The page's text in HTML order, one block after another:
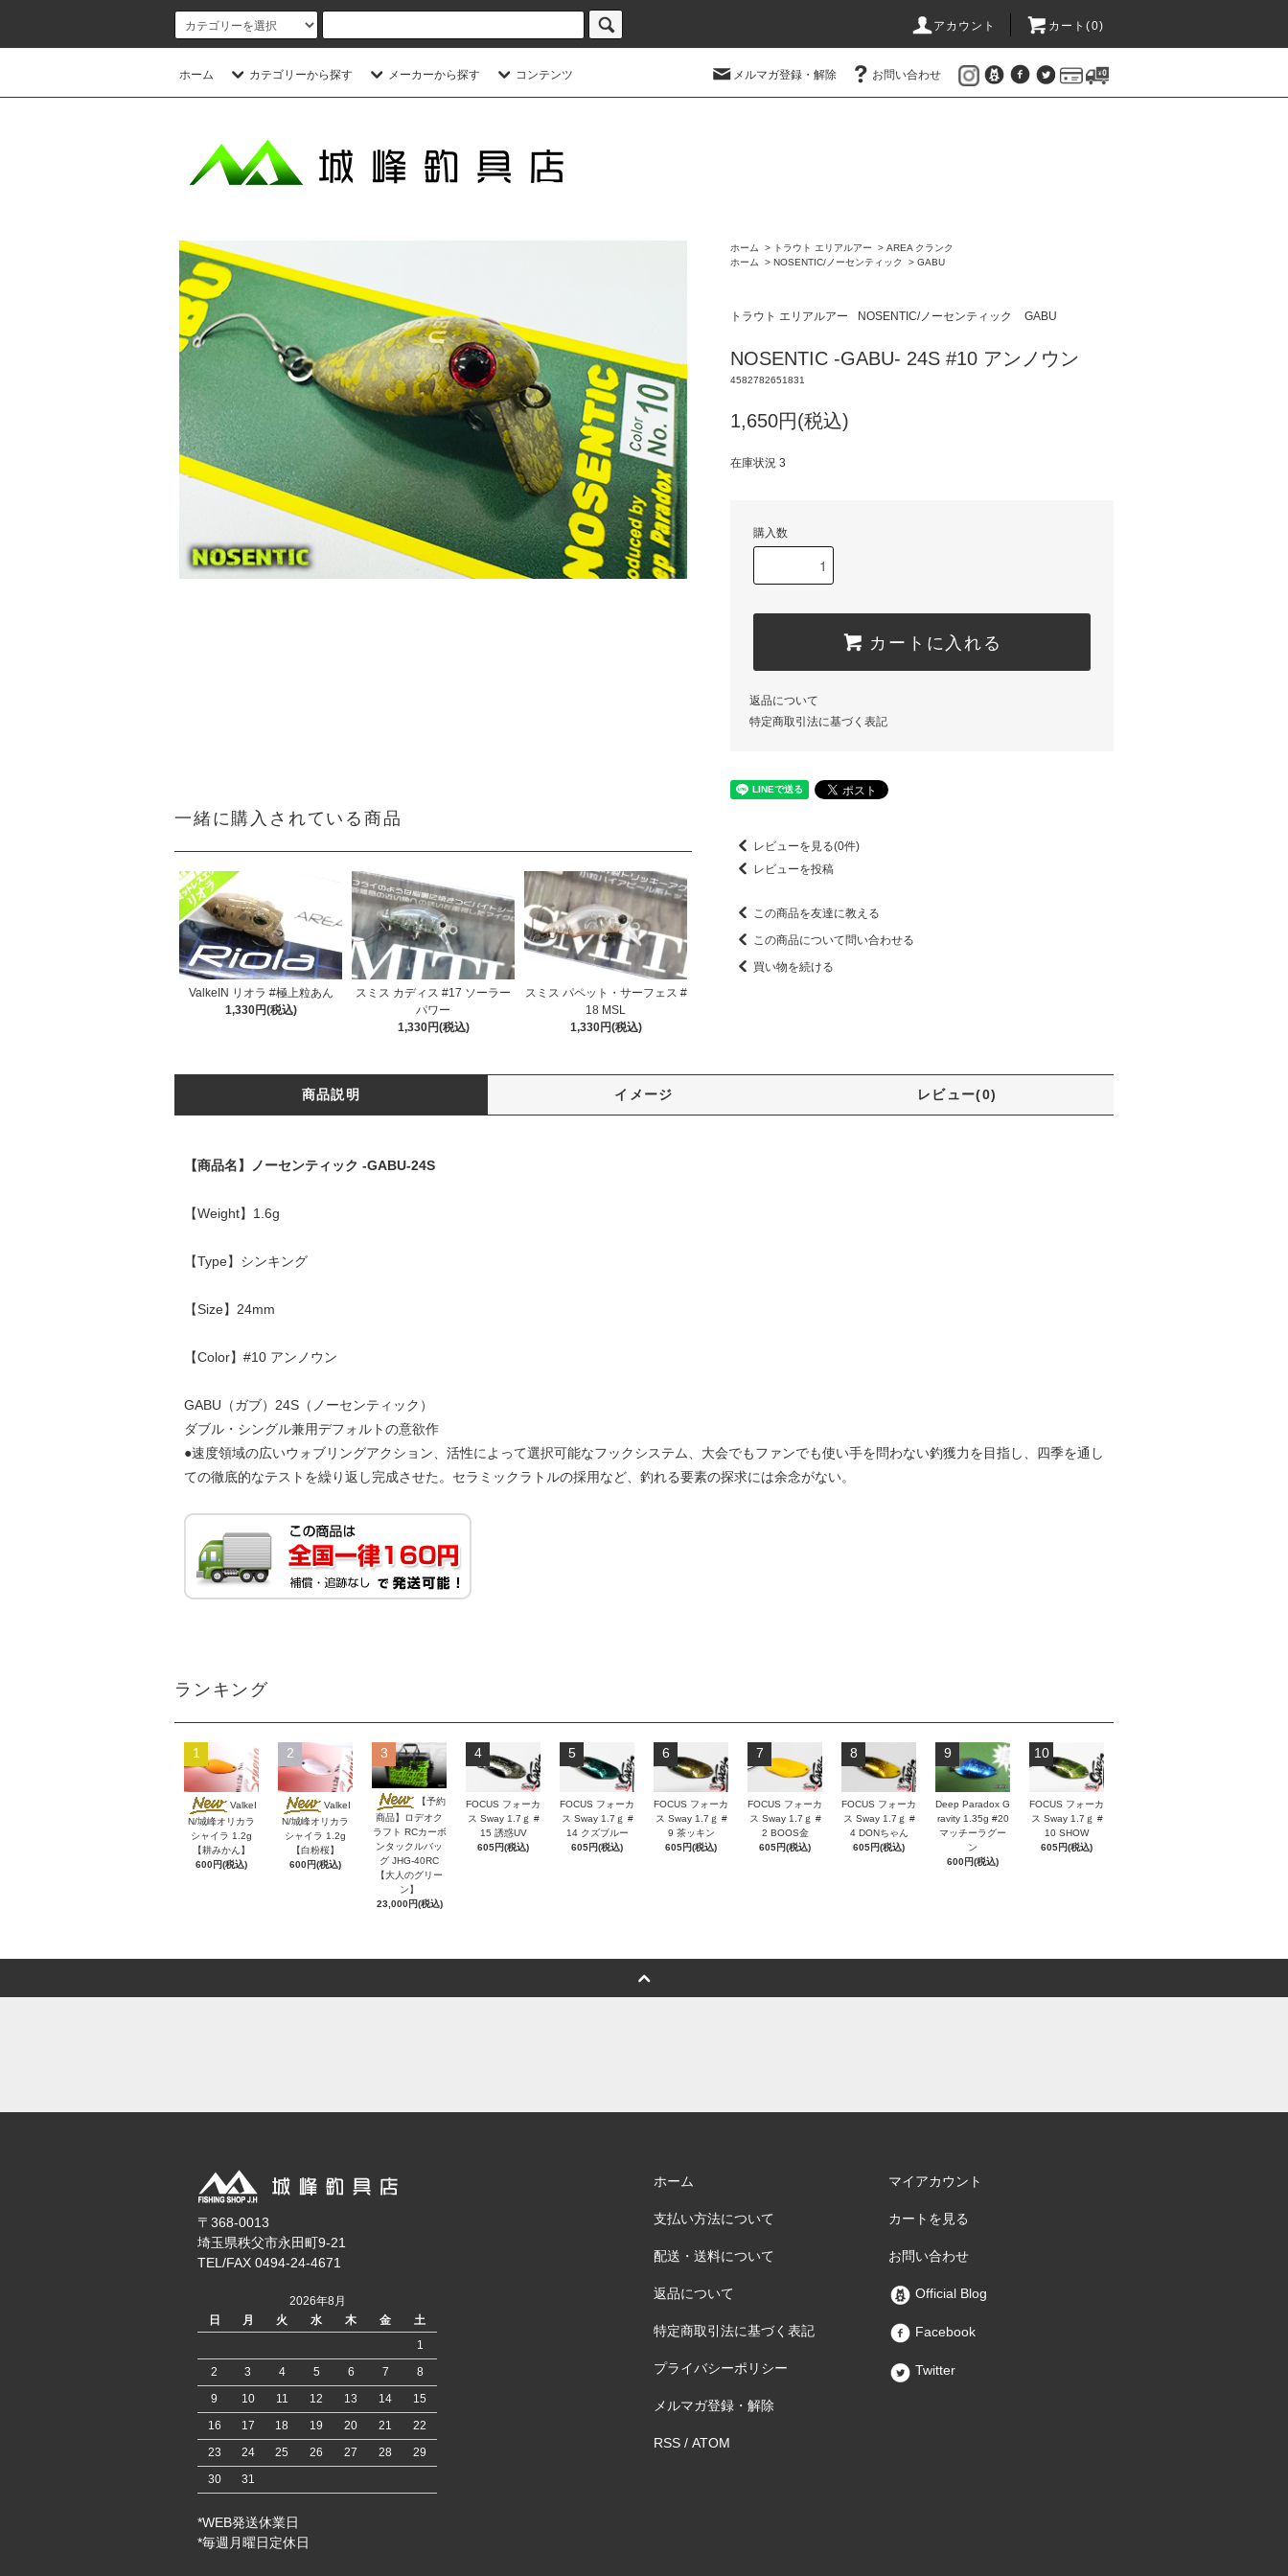
アカウント カート(0)
ホーム カテゴリーから探す メーカーから探す コンテンツ メルマガ登録・解除 お問い合わせ
一緒に購入されている商品
ValkeIN リオラ #極上粒あん
1,330円(税込)
スミス カディス #17 ソーラー
パワー
1,330円(税込)
スミス パペット・サーフェス #
18 MSL
1,330円(税込)
ホーム > トラウト エリアルアー > AREA クランク
ホーム
> NOSENTIC/ノーセンティック > GABU
トラウト エリアルアー NOSENTIC/ノーセンティック GABU
NOSENTIC -GABU- 24S #10 アンノウン
4582782651831
1,650円(税込)
在庫状況 3
購入数
カートに入れる
返品について
特定商取引法に基づく表記
レビューを見る(0件)
レビューを投稿
この商品を友達に教える
この商品について問い合わせる
買い物を続ける
商品説明 イメージ レビュー(0)
【商品名】ノーセンティック -GABU-24S
【Weight】1.6g
【Type】シンキング
【Size】24mm
【Color】#10 アンノウン
GABU（ガブ）24S（ノーセンティック）
ダブル・シングル兼用デフォルトの意欲作
●速度領域の広いウォブリングアクション、活性によって選択可能なフックシステム、大会でもファンでも使い手を問わない釣獲力を目指し、四季を通し
ての徹底的なテストを繰り返し完成させた。セラミックラトルの採用など、釣れる要素の探求には余念がない。
ランキング
1
ValkeI
N/城峰オリカラ
シャイラ 1.2g
【耕みかん】
600円(税込)
2
ValkeI
N/城峰オリカラ
シャイラ 1.2g
【白粉桜】
600円(税込)
3
【予約
商品】ロデオク
ラフト RCカーボ
ンタックルバッ
グ JHG-40RC
【大人のグリー
ン】
23,000円(税込)
4
FOCUS フォーカ
ス Sway 1.7ｇ #
15 誘惑UV
605円(税込)
5
FOCUS フォーカ
ス Sway 1.7ｇ #
14 クズブルー
605円(税込)
6
FOCUS フォーカ
ス Sway 1.7ｇ #
9 茶ッキン
605円(税込)
7
FOCUS フォーカ
ス Sway 1.7ｇ #
2 BOOS金
605円(税込)
8
FOCUS フォーカ
ス Sway 1.7ｇ #
4 DONちゃん
605円(税込)
9
Deep Paradox G
ravity 1.35g #20
マッチーラグー
ン
600円(税込)
10
FOCUS フォーカ
ス Sway 1.7ｇ #
10 SHOW
605円(税込)
〒368-0013
埼玉県秩父市永田町9-21
TEL/FAX 0494-24-4671
2026年8月
日
月 火 水 木 金
土
1
2
3 4 5 6 7
8
9
10 11 12 13 14
15
16
17 18 19 20 21
22
23
24 25 26 27 28
29
30
31
*WEB発送休業日
*毎週月曜日定休日
ホーム
支払い方法について
配送・送料について
返品について
特定商取引法に基づく表記
プライバシーポリシー
メルマガ登録・解除
RSS/ ATOM
マイアカウント
カートを見る
お問い合わせ
Official Blog
Facebook
Twitter